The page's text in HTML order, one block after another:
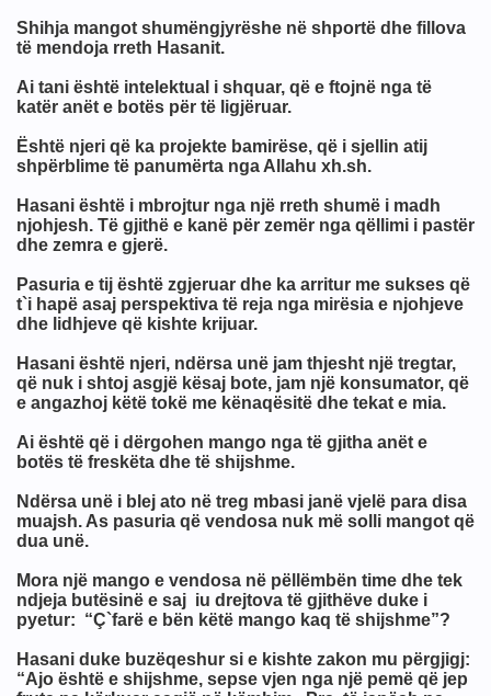
Shihja mangot shumëngjyrëshe në shportë dhe fillova
të mendoja rreth Hasanit.
Ai tani është intelektual i shquar, që e ftojnë nga të
katër anët e botës për të ligjëruar.
Është njeri që ka projekte bamirëse, që i sjellin atij
shpërblime të panumërta nga Allahu xh.sh.
Hasani është i mbrojtur nga një rreth shumë i madh
njohjesh. Të gjithë e kanë për zemër nga qëllimi i pastër
dhe zemra e gjerë.
Pasuria e tij është zgjeruar dhe ka arritur me sukses që
t`i hapë asaj perspektiva të reja nga mirësia e njohjeve
dhe lidhjeve që kishte krijuar.
Hasani është njeri, ndërsa unë jam thjesht një tregtar,
që nuk i shtoj asgjë kësaj bote, jam një konsumator, që
e angazhoj këtë tokë me kënaqësitë dhe tekat e mia.
Ai është që i dërgohen mango nga të gjitha anët e
botës të freskëta dhe të shijshme.
Ndërsa unë i blej ato në treg mbasi janë vjelë para disa
muajsh. As pasuria që vendosa nuk më solli mangot që
dua unë.
Mora një mango e vendosa në pëllëmbën time dhe tek
ndjeja butësinë e saj iu drejtova të gjithëve duke i
pyetur: “Ç`farë e bën këtë mango kaq të shijshme”?
Hasani duke buzëqeshur si e kishte zakon mu përgjigj:
“Ajo është e shijshme, sepse vjen nga një pemë që jep
Islame !
te vetvrasjes
shkatërrimit në tokë
(Kijametit)
ME MEËXHUXHËVE